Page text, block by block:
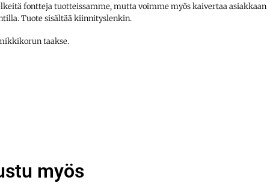
fontteja tuotteissamme, mutta voimme myös kaivertaa asiakkaan
Tuote sisältää kiinnityslenkin.
taakse.
myös